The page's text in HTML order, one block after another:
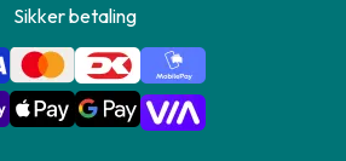
Sikker betaling